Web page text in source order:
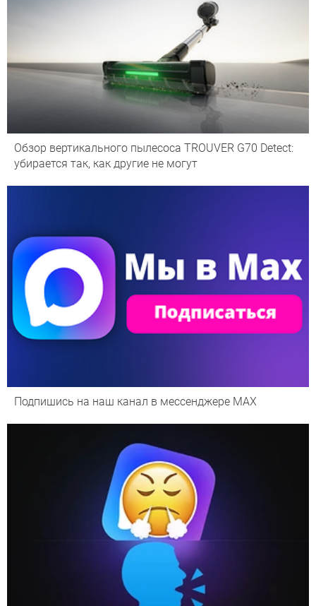
Обзор вертикального пылесоса TROUVER G70 Detect:
убирается так, как другие не могут
Подпишись на наш канал в мессенджере МАХ